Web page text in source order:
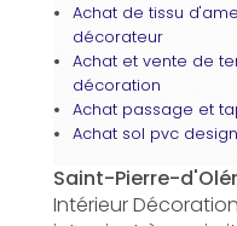
Achat de tissu
décorateur
Achat et vente de
décoration
Achat passage et
Achat sol pvc
Saint-Pierre-
Intérieur